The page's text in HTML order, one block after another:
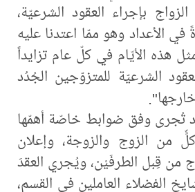
بإجراء العقود الشرعيّة،
في الأعداد وهو ممّا اعتدنا عليه
هذه الأيّام في كلّ عام تزايداً
الشرعيّة للمتزوّجين الجُدُد
تُجرى وفق ضوابط خاصّة أهمّها
من الزوج والزوجة، وإعلان
من قِبل الطرفَيْن، ويُجري العقدَ
الفضلاء العاملين في القسم،